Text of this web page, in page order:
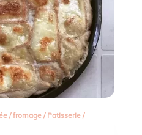
/fromage/ Patisserie/